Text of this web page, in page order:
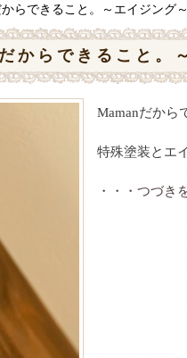
らできること。～エイジング～
からできること。
Mamanだから
特殊塗装とエ
・・・つづき